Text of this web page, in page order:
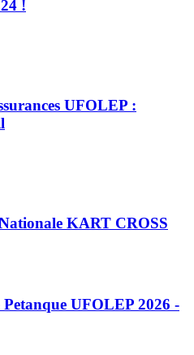
!
UFOLEP :
KART CROSS
UFOLEP 2026 -